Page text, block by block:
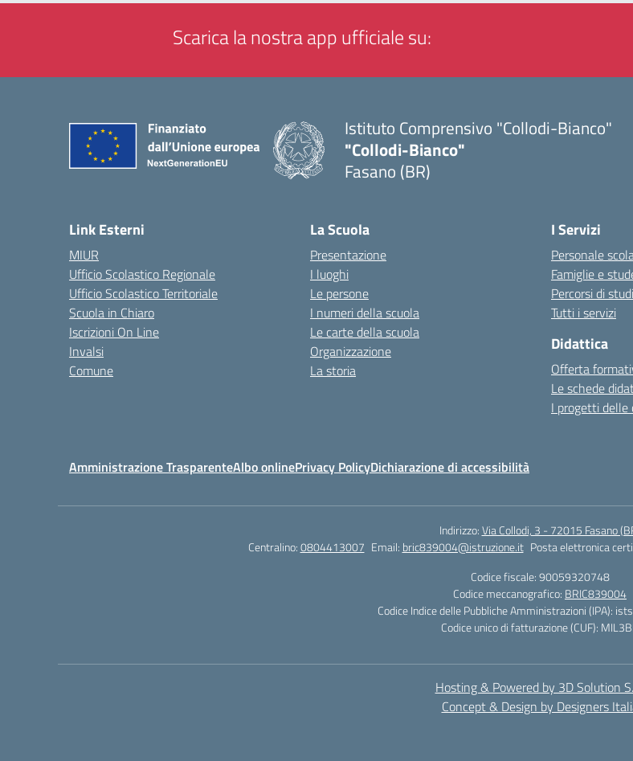
Scarica la nostra app ufficiale su:
Istituto Comprensivo "Collodi-Bianco"
"Collodi-Bianco"
Fasano (BR)
Link Esterni
MIUR
Ufficio Scolastico Regionale
Ufficio Scolastico Territoriale
Scuola in Chiaro
Iscrizioni On Line
Invalsi
Comune
La Scuola
Presentazione
I luoghi
Le persone
I numeri della scuola
Le carte della scuola
Organizzazione
La storia
I Servizi
Personale
Famiglie e
Percorsi di
Tutti i servizi
Didattica
Offerta
Le schede
I progetti delle
Amministrazione TrasparenteAlbo onlinePrivacy PolicyDichiarazione di accessibilità
Indirizzo:Via Collodi, 3 - 72015 Fasano
Centralino:0804413007 Email: bric839004@istruzione.it Posta elettronica
Codice fiscale: 90059320748
Codice meccanografico: BRIC839004
Codice Indice delle Pubbliche Amministrazioni (IPA):
Codice unico di fatturazione (CUF):
Hosting & Powered by 3D Solution
Concept & Design by Designers